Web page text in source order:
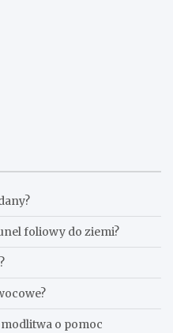
foliowy do ziemi?
o pomoc